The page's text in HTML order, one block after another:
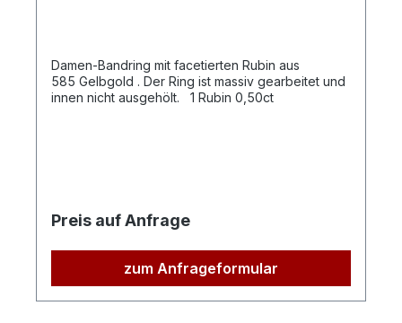
Damen-Bandring mit facetierten Rubin aus
585 Gelbgold . Der Ring ist massiv gearbeitet und
innen nicht ausgehölt. 1 Rubin 0,50ct
Preis auf Anfrage
zum Anfrageformular